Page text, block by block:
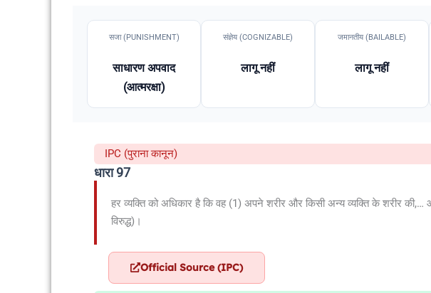
सजा (PUNISHMENT)
साधारण अपवाद
(आत्मरक्षा)
संज्ञेय (COGNIZABLE)
लागू नहीं
जमानतीय (BAILABLE)
लागू नहीं
IPC (पुराना कानून)
धारा 97
हर व्यक्ति को अधिकार है कि वह (1) अपने शरीर और किसी अन्य व्यक्ति के शरीर की,…
विरुद्ध)।
Official Source (IPC)